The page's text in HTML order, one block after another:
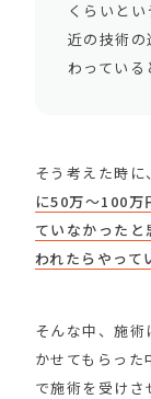
くらいと
近の技術
わっている
そう考えた時に、
に50万〜100万
ていなかった
われたらやって
そんな中、施
かせてもらった
で施術を受け